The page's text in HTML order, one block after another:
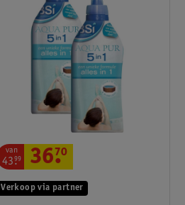
Verkoop via partner
van
43.
99 36.
70